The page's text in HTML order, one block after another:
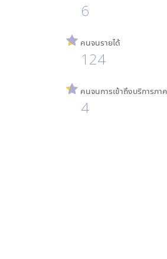
6
คนจนรายได้
124
คนจนการเข้าถึงบริการภา
4